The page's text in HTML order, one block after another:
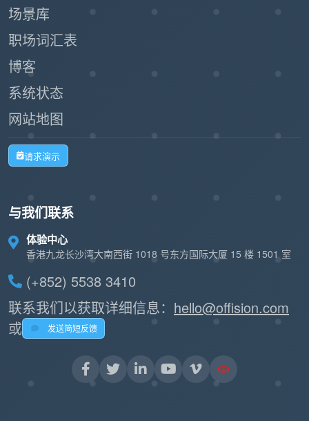
场景库
职场词汇表
博客
系统状态
网站地图
请求演示
与我们联系
体验中心
香港九龙长沙湾大南西街 1018 号东方国际大厦 15 楼 1501 室
(+852) 5538 3410
联系我们以获取详细信息： hello@offision.com
或
发送简短反馈